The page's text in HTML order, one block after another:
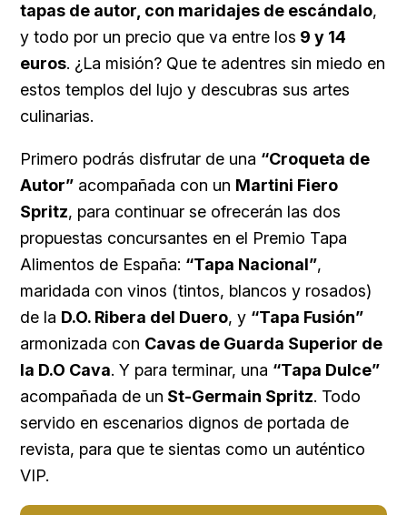
tapas de autor, con maridajes de escándalo,
y todo por un precio que va entre los 9 y 14
euros. ¿La misión? Que te adentres sin miedo en
estos templos del lujo y descubras sus artes
culinarias.
Primero podrás disfrutar de una “Croqueta de
Autor” acompañada con un Martini Fiero
Spritz, para continuar se ofrecerán las dos
propuestas concursantes en el Premio Tapa
Alimentos de España: “Tapa Nacional”,
maridada con vinos (tintos, blancos y rosados)
de la D.O. Ribera del Duero, y “Tapa Fusión”
armonizada con Cavas de Guarda Superior de
la D.O Cava. Y para terminar, una “Tapa Dulce”
acompañada de un St-Germain Spritz. Todo
servido en escenarios dignos de portada de
revista, para que te sientas como un auténtico
VIP.